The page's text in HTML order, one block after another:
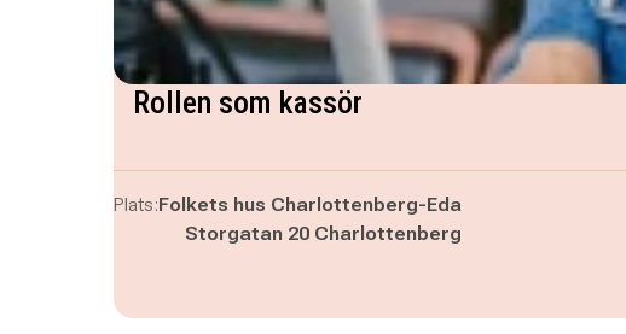
Rollen som kassör
Plats:Folkets hus Charlottenberg-Eda
Storgatan 20 Charlottenberg